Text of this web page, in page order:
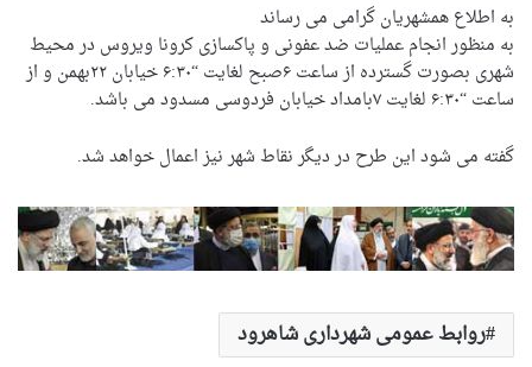
به اطلاع همشهریان گرامی می رساند
به منظور انجام عملیات ضد عفونی و پاکسازی کرونا ویروس در محیط
شهری بصورت گسترده از ساعت ۶صبح لغایت “۶:۳۰ خیابان ۲۲بهمن و از
ساعت “۶:۳۰ لغایت ۷بامداد خیابان فردوسی مسدود می باشد.
گفته می شود این طرح در دیگر نقاط شهر نیز اعمال خواهد شد.
روابط عمومی شهرداری شاهرود